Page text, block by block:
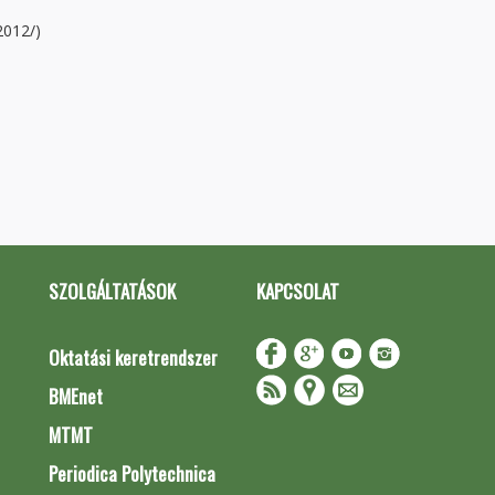
)
SZOLGÁLTATÁSOK
Oktatási keretrendszer
BMEnet
MTMT
Periodica Polytechnica
KAPCSOLAT